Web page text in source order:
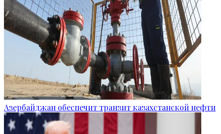
Азербайджан обеспечит транзит казахстанской нефти